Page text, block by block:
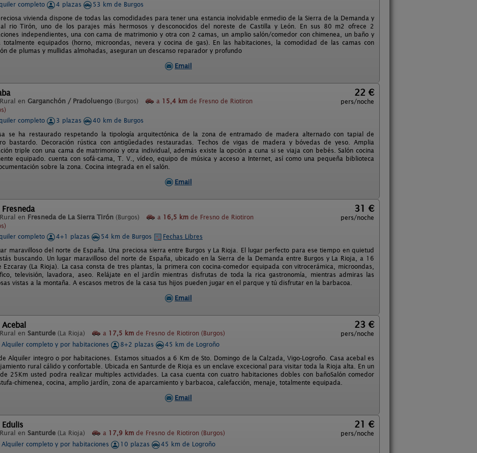
completo
4 plazas
53 km de Burgos
vivienda dispone de todas las comodidades para tener una estancia inolvidable enmedio de la Sierra de la Demanda y
rio Tirón, uno de los parajes más hermosos y desconocidos del noreste de Castilla y León. En sus 80 m2 ofrece 2
independientes, una con cama de matrimonio y otra con 2 camas, un amplio salón/comedor con chimenea, un baño y
totalmente equipados (horno, microondas, nevera y cocina de gas). En las habitaciones, la comodidad de las camas con
de plumas y mullidas almohadas, aseguran un descanso reparador y profundo
Email
en Garganchón / Pradoluengo (Burgos) a 15,4 km de Fresno de Riotiron
22 €
pers/noche
completo 3 plazas
40 km de Burgos
se ha restaurado respetando la tipología arquitectónica de la zona de entramado de madera alternado con tapial de
bastardo. Decoración rústica con antigüedades restauradas. Techos de vigas de madera y bóvedas de yeso. Amplia
triple con una cama de matrimonio y otra individual, además existe la opción a cuna si se viaja con bebés. Salón cocina
equipado. cuenta con sofá-cama, T. V., vídeo, equipo de música y acceso a Internet, así como una pequeña biblioteca
sobre la zona. Cocina integrada en el salón.
Email
Fresneda
en Fresneda de La Sierra Tirón (Burgos) a 16,5 km de Fresno de Riotiron
31 €
pers/noche
completo 4+1 plazas 54 km de Burgos
Fechas Libres
maravilloso del norte de España. Una preciosa sierra entre Burgos y La Rioja. El lugar perfecto para ese tiempo en quietud
buscando. Un lugar maravilloso del norte de España, ubicado en la Sierra de la Demanda entre Burgos y La Rioja, a 16
Ezcaray (La Rioja). La casa consta de tres plantas, la primera con cocina-comedor equipada con vitrocerámica, microondas,
televisión, lavadora, aseo. Relájate en el jardín mientras disfrutas de toda la rica gastronomía, mientras admiras las
vistas a la montaña. A escasos metros de la casa tus hijos pueden jugar en el parque y tú disfrutar en la barbacoa.
Email
en Santurde (La Rioja) a 17,5 km de Fresno de Riotiron (Burgos)
23 €
pers/noche
Alquiler completo y por habitaciones
8+2 plazas
45 km de Logroño
Alquiler integro o por habitaciones. Estamos situados a 6 Km de Sto. Domingo de la Calzada, Vigo-Logroño. Casa acebal es
rural cálido y confortable. Ubicada en Santurde de Rioja es un enclave excecional para visitar toda la Rioja alta. En un
25Km usted podra realizar multiples actividades. La casa cuenta con cuatro habitaciones dobles con bañoSalón comedor
chimenea, cocina, amplio jardín, zona de aparcamiento y barbacoa, calefacción, menaje, totalmente equipada.
Email
Edulis
en Santurde (La Rioja) a 17,9 km de Fresno de Riotiron (Burgos)
21 €
pers/noche
Alquiler completo y por habitaciones
10 plazas
45 km de Logroño